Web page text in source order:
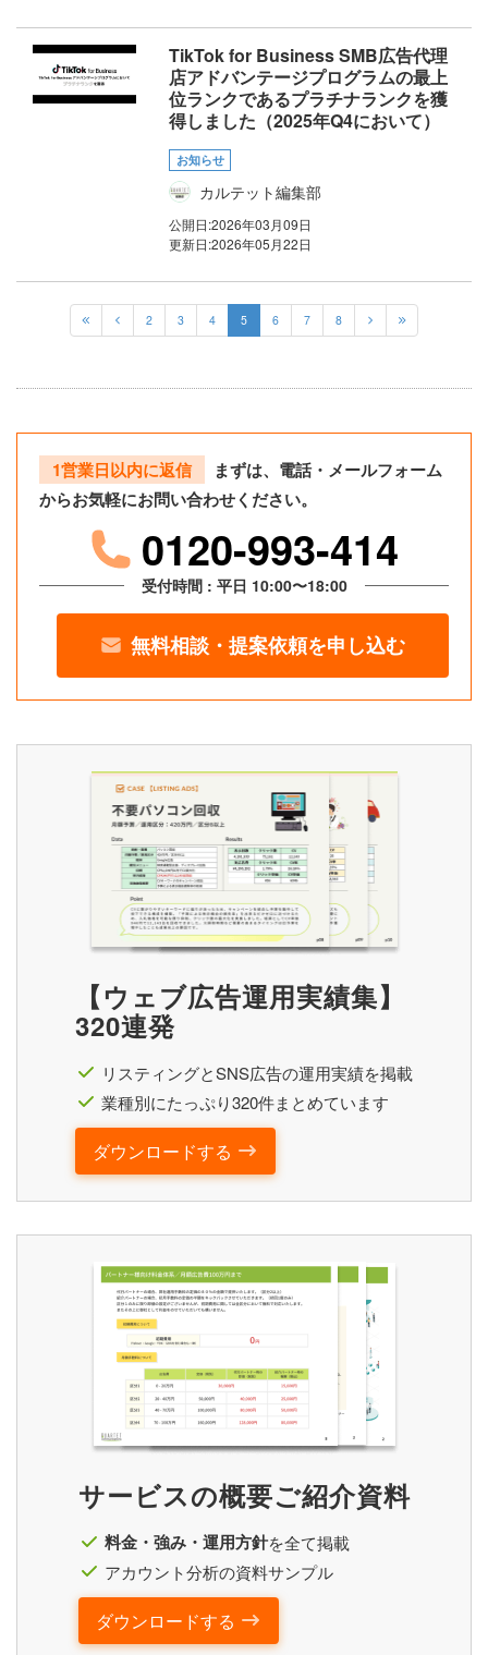
TikTok for Business SMB広告代理
店アドバンテージプログラムの最上
位ランクであるプラチナランクを獲
得しました（2025年Q4において）
お知らせ
カルテット編集部
公開日:2026年03月09日
更新日:2026年05月22日
2 3 4 5 6 7 8
1営業日以内に返信
まずは、電話・メールフォーム
からお気軽にお問い合わせください。
0120-993-414
受付時間 : 平日 10:00〜18:00
無料相談・提案依頼を申し込む
【ウェブ広告運用実績集】
320連発
リスティングとSNS広告の運用実績を掲載
業種別にたっぷり320件まとめています
ダウンロードする
サービスの概要ご紹介資料
料金・強み・運用方針を全て掲載
アカウント分析の資料サンプル
ダウンロードする